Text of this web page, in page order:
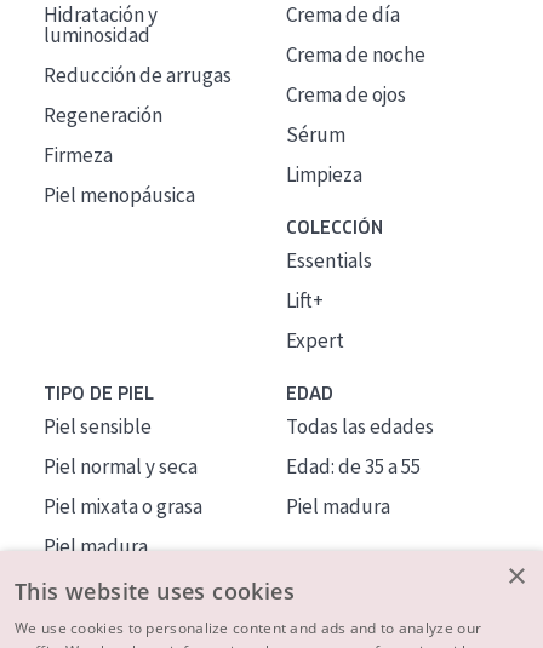
Hidratación y
luminosidad
Reducción de arrugas
Regeneración
Firmeza
Piel menopáusica
Crema de día
Crema de noche
Crema de ojos
Sérum
Limpieza
COLECCIÓN
Essentials
Lift+
Expert
TIPO DE PIEL
Piel sensible
Piel normal y seca
Piel mixata o grasa
Piel madura
Piel expuesta al sol
Piel menopáusica
EDAD
Todas las edades
Edad: de 35 a 55
Piel madura
×
This website uses cookies
We use cookies to personalize content and ads and to analyze our